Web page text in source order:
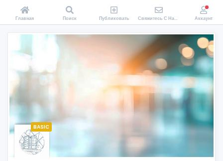
BASIC
Главная Поиск Публиковать Свяжитесь С Нами Аккаунт